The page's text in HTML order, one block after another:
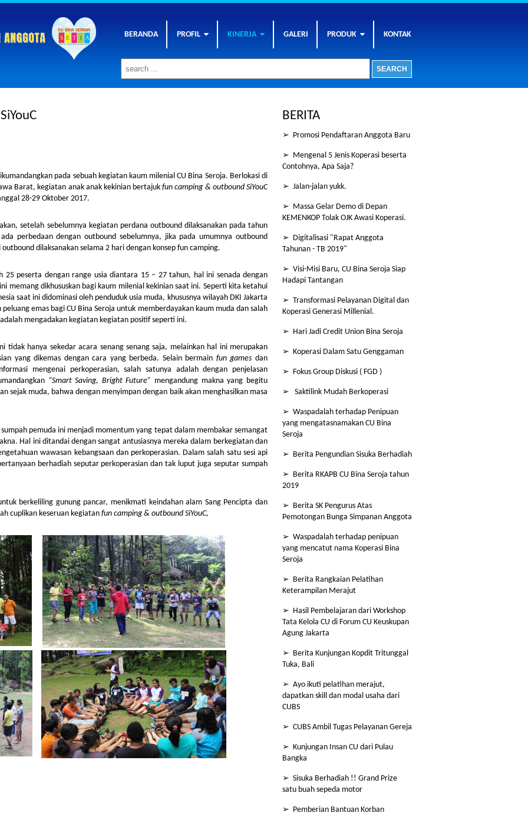
KONTAK
PRODUK
GALERI
KINERJA
PROFIL
BERANDA
pada sebuah kegiatan kaum milenial CU Bina Seroja. Berlokasi di
Barat, kegiatan anak anak kekinian bertajukfun camping & outbound SiYouC
28-29 Oktober 2017.
setelah sebelumnya kegiatan perdana outbound dilaksanakan pada tahun
perbedaan dengan outbound sebelumnya, jika pada umumnya outbound
dilaksanakan selama 2 hari dengan konsep fun camping.
25 peserta dengan range usia diantara 15 – 27 tahun, hal ini senada dengan
memang dikhususkan bagi kaum milenial kekinian saat ini. Seperti kita ketahui
saat ini didominasi oleh penduduk usia muda, khususnya wilayah DKI Jakarta
emas bagi CU Bina Seroja untuk memberdayakan kaum muda dan salah
mengadakan kegiatan kegiatan positif seperti ini.
tidak hanya sekedar acara senang senang saja, melainkan hal ini merupakan
yang dikemas dengan cara yang berbeda. Selain bermain fun games dan
mengenai perkoperasian, salah satunya adalah dengan penjelasan
“Smart Saving, Bright Future” mengandung makna yang begitu
sejak muda, bahwa dengan menyimpan dengan baik akan menghasilkan masa
pemuda ini menjadi momentum yang tepat dalam membakar semangat
Hal ini ditandai dengan sangat antusiasnya mereka dalam berkegiatan dan
wawasan kebangsaan dan perkoperasian. Dalam salah satu sesi api
berhadiah seputar perkoperasian dan tak luput juga seputar sumpah
berkeliling gunung pancar, menikmati keindahan alam Sang Pencipta dan
cuplikan keseruan kegiatanfun camping & outbound SiYouC,
BERITA
➢ Promosi Pendaftaran Anggota Baru
➢ Mengenal 5 Jenis Koperasi beserta
Contohnya, Apa Saja?
➢ Jalan-jalan yukk.
➢ Massa Gelar Demo di Depan
KEMENKOP Tolak OJK Awasi Koperasi.
➢ Digitalisasi "Rapat Anggota
Tahunan - TB 2019"
➢ Visi-Misi Baru, CU Bina Seroja Siap
Hadapi Tantangan
➢ Transformasi Pelayanan Digital dan
Koperasi Generasi Millenial.
➢ Hari Jadi Credit Union Bina Seroja
➢ Koperasi Dalam Satu Genggaman
➢ Fokus Group Diskusi ( FGD )
➢ Saktilink Mudah Berkoperasi
➢ Waspadalah terhadap Penipuan
yang mengatasnamakan CU Bina
Seroja
➢ Berita Pengundian Sisuka Berhadiah
➢ Berita RKAPB CU Bina Seroja tahun
2019
➢ Berita SK Pengurus Atas
Pemotongan Bunga Simpanan Anggota
➢ Waspadalah terhadap penipuan
yang mencatut nama Koperasi Bina
Seroja
➢ Berita Rangkaian Pelatihan
Keterampilan Merajut
➢ Hasil Pembelajaran dari Workshop
Tata Kelola CU di Forum CU Keuskupan
Agung Jakarta
➢ Berita Kunjungan Kopdit Tritunggal
Tuka, Bali
➢ Ayo ikuti pelatihan merajut,
dapatkan skill dan modal usaha dari
CUBS
➢ CUBS Ambil Tugas Pelayanan Gereja
➢ Kunjungan Insan CU dari Pulau
Bangka
➢ Sisuka Berhadiah !! Grand Prize
satu buah sepeda motor
➢ Pemberian Bantuan Korban